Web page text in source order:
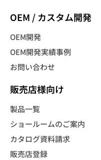
OEM / カスタム開発
OEM開発
OEM開発実績事例
お問い合わせ
販売店様向け
製品一覧
ショールームのご案内
カタログ資料請求
販売店登録